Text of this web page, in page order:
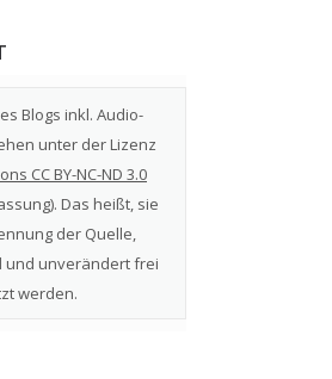
Blogs inkl. Audio-
unter der Lizenz
CC BY-NC-ND 3.0
). Das heißt, sie
der Quelle,
und unverändert frei
werden.